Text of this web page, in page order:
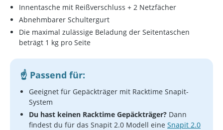
Innentasche mit Reißverschluss + 2 Netzfächer
Abnehmbarer Schultergurt
Die maximal zulässige Beladung der Seitentaschen
beträgt 1 kg pro Seite
Passend für:
Geeignet für Gepäckträger mit Racktime Snapit-
System
Du hast keinen Racktime Gepäckträger? Dann
findest du für das Snapit 2.0 Modell eine Snapit 2.0